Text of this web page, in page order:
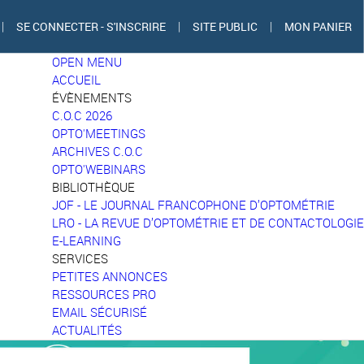
MON PANIER
|
SITE PUBLIC
|
SE CONNECTER - S'INSCRIRE
|
OPEN MENU
ACCUEIL
ÉVÈNEMENTS
C.O.C 2026
OPTO'MEETINGS
ARCHIVES C.O.C
OPTO'WEBINARS
BIBLIOTHÈQUE
JOF - LE JOURNAL FRANCOPHONE D’OPTOMÉTRIE
LRO - LA REVUE D’OPTOMÉTRIE ET DE CONTACTOLOGIE
E-LEARNING
SERVICES
PETITES ANNONCES
RESSOURCES PRO
EMAIL SÉCURISÉ
ACTUALITÉS